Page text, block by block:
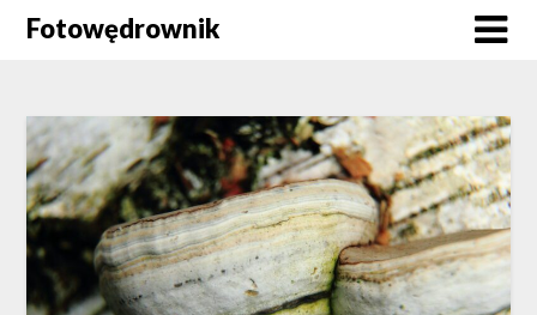
SkipFotowędrownik